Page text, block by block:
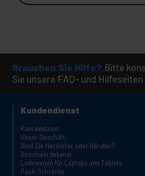
Brauchen Sie Hilfe? Bitte
Sie unsere FAQ- und Hilfeseiten
Kundendienst
Kontaktdaten
Unser Geschäft
Sind Sie Hersteller oder Händler?
Beschwerdekanal
Ladewagen für Laptops und Tablets
Rack-Schränke